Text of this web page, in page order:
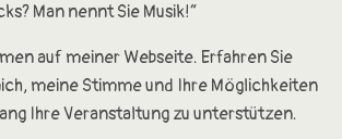
Man nennt Sie Musik!“
auf meiner Webseite. Erfahren Sie
meine Stimme und Ihre Möglichkeiten
Ihre Veranstaltung zu unterstützen.